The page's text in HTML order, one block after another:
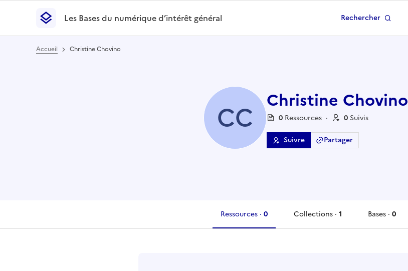
Les Bases du numérique d’intérêt général- Retour à la page d'accueil
Les Bases du numérique d’intérêt général
Rechercher
Accueil Christine Chovino
CC Christine Chovino
0 Ressources · 0 Suivis
Suivre Partager
Ressources · 0
ressources
Collections · 1
Bases · 0